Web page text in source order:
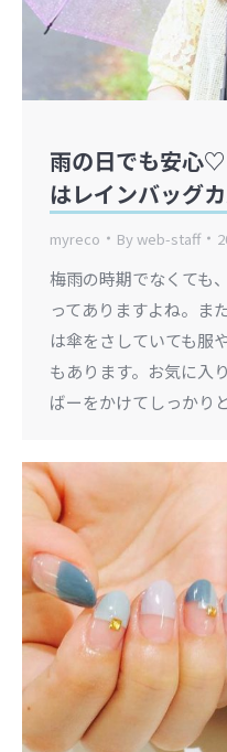
雨の日でも安心
はレインバッグ
myreco Byweb-staff
梅雨の時期でなくても
ってありますよね。ま
は傘をさしていても服
もあります。お気に入
ばーをかけてしっかり